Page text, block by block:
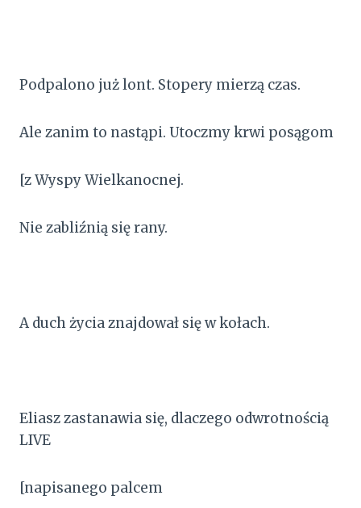
Podpalono już lont. Stopery mierzą czas.
Ale zanim to nastąpi. Utoczmy krwi posągom
[z Wyspy Wielkanocnej.
Nie zabliźnią się rany.
A duch życia znajdował się w kołach.
Eliasz zastanawia się, dlaczego odwrotnością
LIVE
[napisanego palcem